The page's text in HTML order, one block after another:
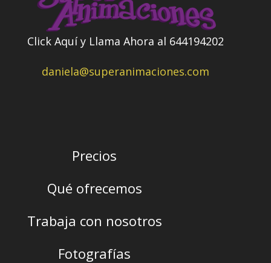
Click Aquí y Llama Ahora al 644194202
daniela@superanimaciones.com
Precios
Qué ofrecemos
Trabaja con nosotros
Fotografías